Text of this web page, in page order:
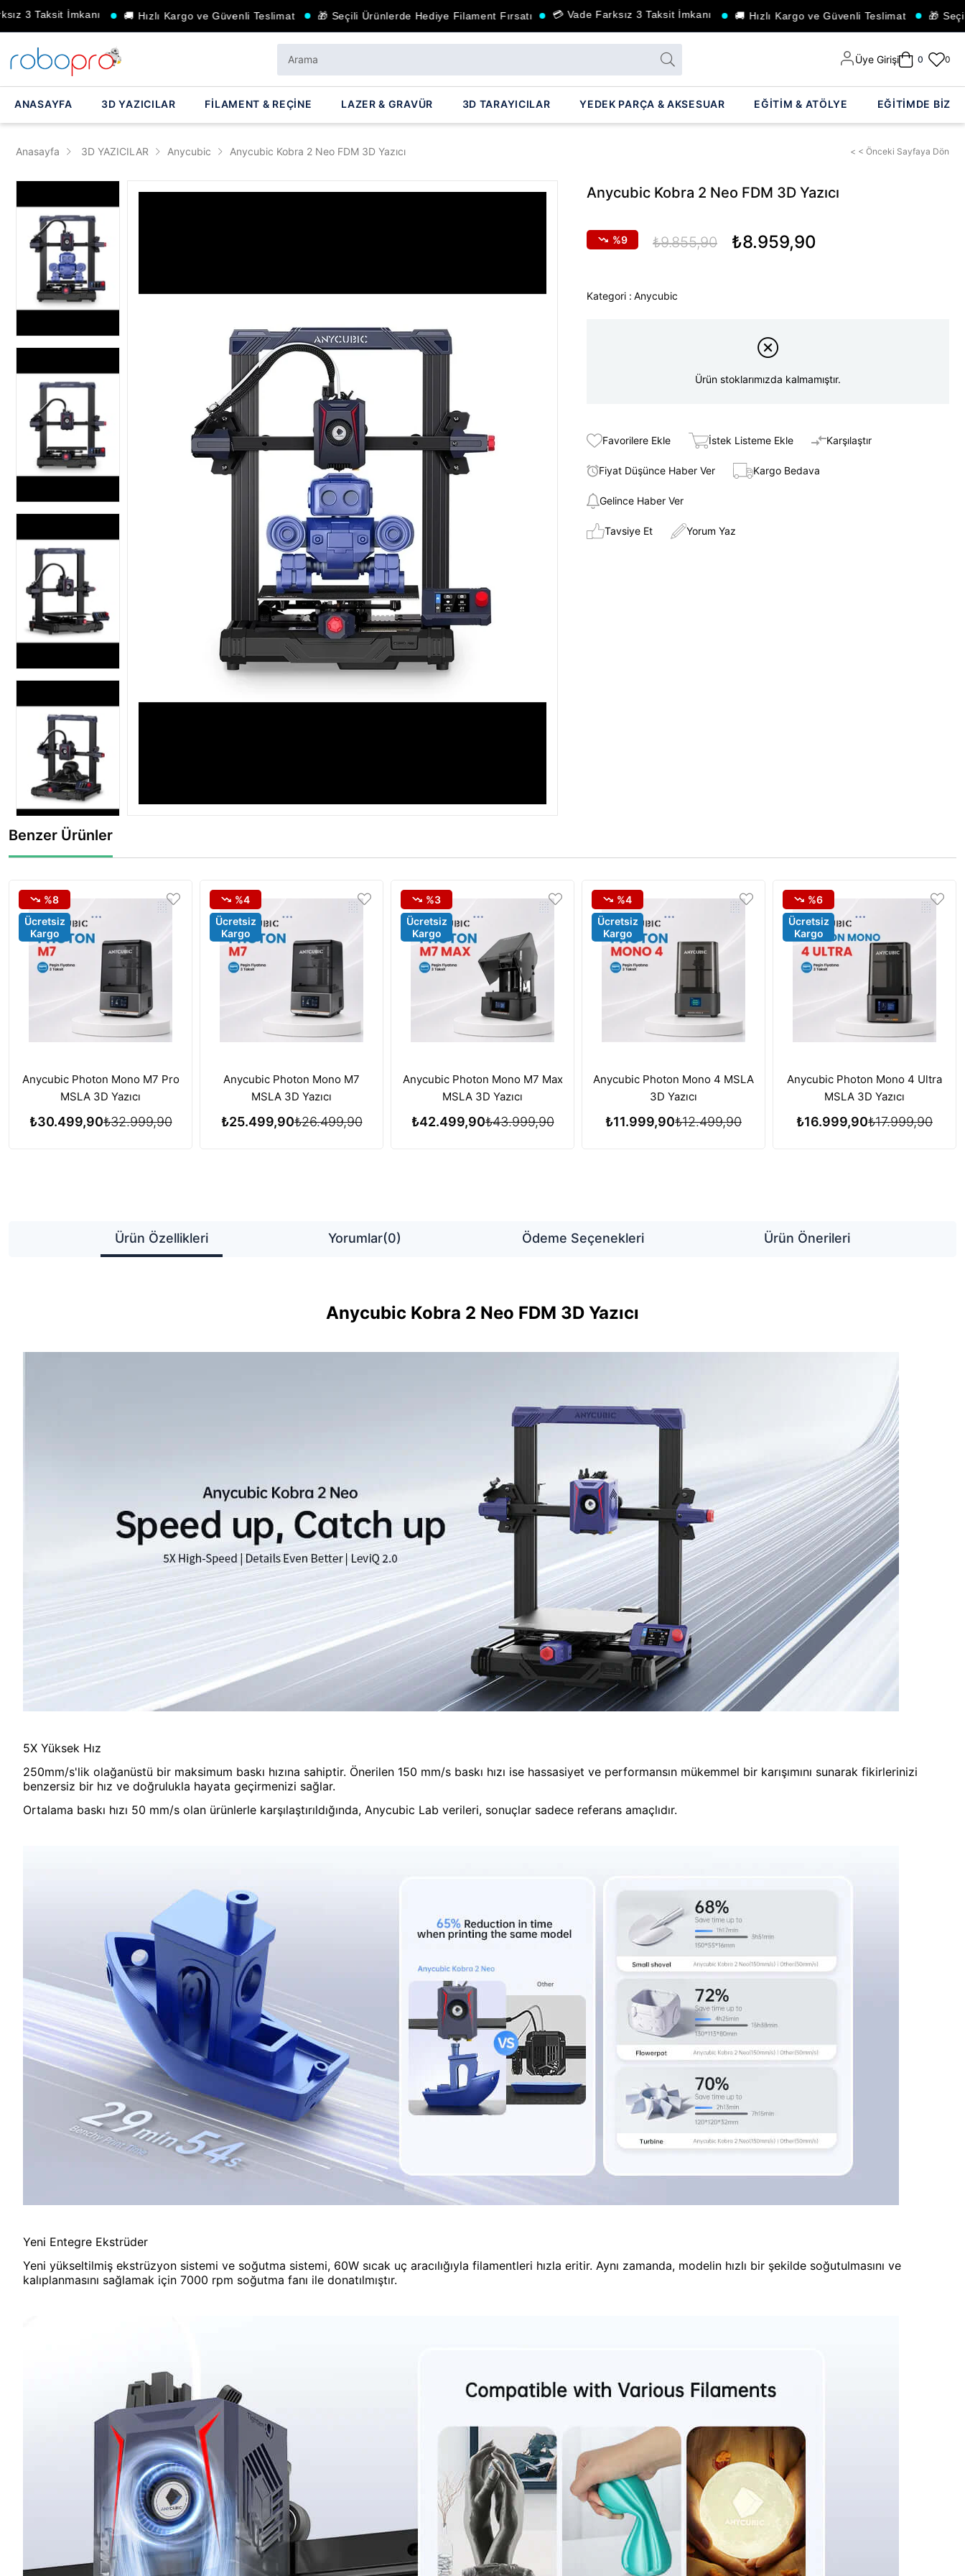
İmkanı 🚚 Hızlı Kargo ve Güvenli Teslimat 🎁 Seçili Ürünlerde Hediye Filament Fırsatı 💳 Vade Farksız 3 Taksit İmkanı 🚚 Hızlı Kargo ve Güvenli Teslimat 🎁 Seçili
Üye Girişi 0 0
ANASAYFA 3D YAZICILAR FİLAMENT & REÇİNE LAZER & GRAVÜR 3D TARAYICILAR YEDEK PARÇA & AKSESUAR EĞİTİM & ATÖLYE EĞİTİMDE BİZ
Anasayfa 3D YAZICILAR Anycubic Anycubic Kobra 2 Neo FDM 3D Yazıcı < < Önceki Sayfaya Dön
Anycubic Kobra 2 Neo FDM 3D Yazıcı
9 ₺9.855,90 ₺8.959,90
Kategori : Anycubic
Ürün stoklarımızda kalmamıştır.
Favorilere Ekle İstek Listeme Ekle Karşılaştır
Fiyat Düşünce Haber Ver Kargo Bedava
Gelince Haber Ver
Tavsiye Et Yorum Yaz
Benzer Ürünler
Anycubic Photon Mono M7 Pro
MSLA 3D Yazıcı
₺30.499,90₺32.999,90
%8
Ücretsiz
Kargo
Anycubic Photon Mono M7
MSLA 3D Yazıcı
₺25.499,90₺26.499,90
%4
Ücretsiz
Kargo
Anycubic Photon Mono M7 Max
MSLA 3D Yazıcı
₺42.499,90₺43.999,90
%3
Ücretsiz
Kargo
Anycubic Photon Mono 4 MSLA
3D Yazıcı
₺11.999,90₺12.499,90
%4
Ücretsiz
Kargo
Anycubic Photon Mono 4 Ultra
MSLA 3D Yazıcı
₺16.999,90₺17.999,90
%6
Ücretsiz
Kargo
Ürün Özellikleri Yorumlar(0) Ödeme Seçenekleri Ürün Önerileri
Anycubic Kobra 2 Neo FDM 3D Yazıcı
5X Yüksek Hız
250mm/s'lik olağanüstü bir maksimum baskı hızına sahiptir. Önerilen 150 mm/s baskı hızı ise hassasiyet ve performansın mükemmel bir karışımını sunarak fikirlerinizi
benzersiz bir hız ve doğrulukla hayata geçirmenizi sağlar.
Ortalama baskı hızı 50 mm/s olan ürünlerle karşılaştırıldığında, Anycubic Lab verileri, sonuçlar sadece referans amaçlıdır.
Yeni Entegre Ekstrüder
Yeni yükseltilmiş ekstrüzyon sistemi ve soğutma sistemi, 60W sıcak uç aracılığıyla filamentleri hızla eritir. Aynı zamanda, modelin hızlı bir şekilde soğutulmasını ve
kalıplanmasını sağlamak için 7000 rpm soğutma fanı ile donatılmıştır.